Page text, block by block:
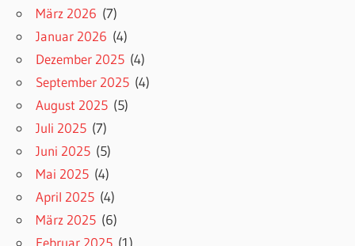
März 2026 (7)
Januar 2026 (4)
Dezember 2025 (4)
September 2025 (4)
August 2025 (5)
Juli 2025 (7)
Juni 2025 (5)
Mai 2025 (4)
April 2025 (4)
März 2025 (6)